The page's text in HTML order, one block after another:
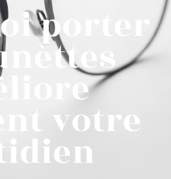
porter
votre